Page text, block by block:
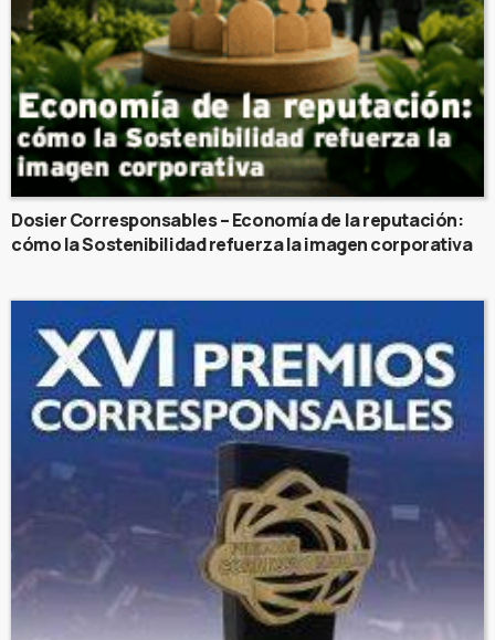
Dosier Corresponsables – Economía de la reputación:
cómo la Sostenibilidad refuerza la imagen corporativa